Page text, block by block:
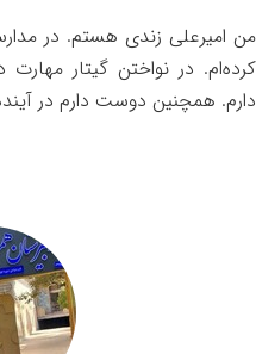
من امیرعلی زندی هستم. در
کرده‌ام. در نواختن گیتار
دارم. همچنین دوست دارم در